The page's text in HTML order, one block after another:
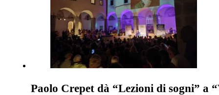
Paolo Crepet dà “Lezioni di sogni” a